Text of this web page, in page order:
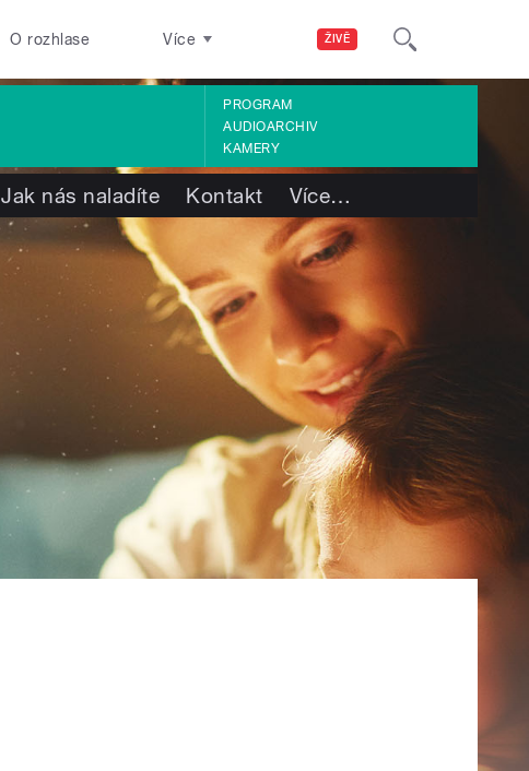
ŽIVĚ
O rozhlase Více
PROGRAM
AUDIOARCHIV
KAMERY
Jak nás naladíte Kontakt Více…